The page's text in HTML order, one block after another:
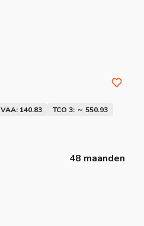
VAA: 140.83
TCO 3: ～ 550.93
48 maanden